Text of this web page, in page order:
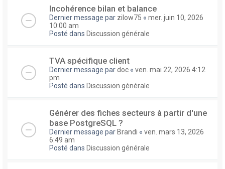
Incohérence bilan et balance
Dernier message par zilow75 « mer. juin 10, 2026
10:00 am
Posté dans Discussion générale
TVA spécifique client
Dernier message pardoc « ven. mai 22, 2026 4:12
pm
Posté dans Discussion générale
Générer des fiches secteurs à partir d'une
base PostgreSQL ?
Dernier message par Brandi « ven. mars 13, 2026
6:49 am
Posté dans Discussion générale